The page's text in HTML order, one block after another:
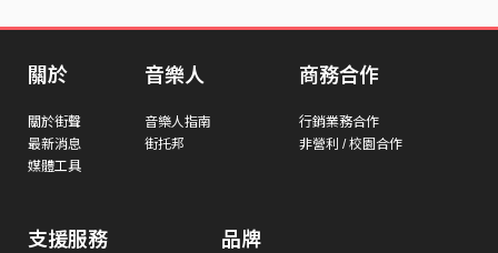
關於
關於街聲
最新消息
媒體工具
音樂人
音樂人指南
街托邦
商務合作
行銷業務合作
非營利 / 校園合作
支援服務 品牌